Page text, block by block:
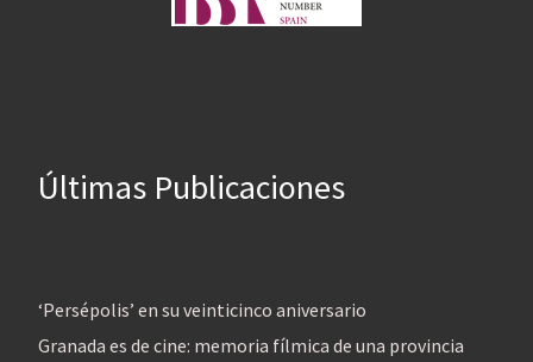
Últimas Publicaciones
‘Persépolis’ en su veinticinco aniversario
Granada es de cine: memoria fílmica de una provincia